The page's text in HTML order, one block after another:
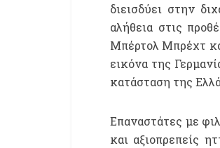
διεισδύει στην
αλήθεια στις
Μπέρτολ Μπρέχτ
εικόνα της
κατάσταση της
Επαναστάτες με
και αξιοπρεπείς